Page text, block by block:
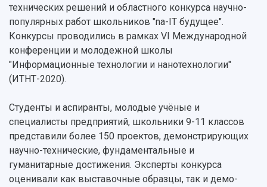
Об университете
История
Ключевые факты
Рейтинги
Руководство
Наблюдательный совет
Попечительский совет
Ученый совет
Ректорат
Новости
Главные новости
Бортжурнал
Объявления
СМИ об университете
Пресс-центр
Газета "Полет"
Газета "Самарский университет"
Образование
Почему я выбираю Самарский университет?
Абитуриенту
Бакалавриат и специалитет
Аспирантура
Формы обучения
Учебные планы
Дополнительное образование
Институты и факультеты
Научно-исследовательская деятельность
Основные научные направления
Научные школы и ведущие научные коллективы
Диссертационные советы
Конкурс на замещение должностей научных
работников
Научно-технический совет
Научные проекты и темы
технических решений и областного конкурса научно-
популярных работ школьников "na-IT будущее".
Конкурсы проводились в рамках VI Международной
конференции и молодежной школы
"Информационные технологии и нанотехнологии"
(ИТНТ-2020).
Студенты и аспиранты, молодые учёные и
специалисты предприятий, школьники 9-11 классов
представили более 150 проектов, демонстрирующих
научно-технические, фундаментальные и
гуманитарные достижения. Эксперты конкурса
оценивали как выставочные образцы, так и демо-